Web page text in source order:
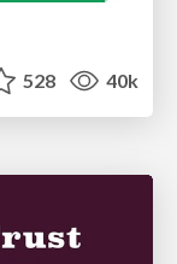
528 40k